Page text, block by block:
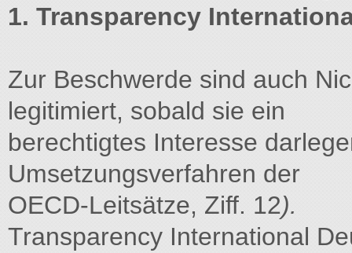
1. Transparency
Zur Beschwerde sind auch
legitimiert, sobald sie ein
berechtigtes Interesse
Umsetzungsverfahren der
OECD-Leitsätze, Ziff. 12).
Transparency International